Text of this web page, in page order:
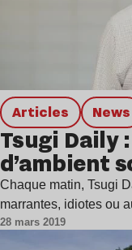
Articles news
Tsugi Daily
d’ambient
Chaque matin, Tsugi
marrantes, idiotes ou
28 mars 2019